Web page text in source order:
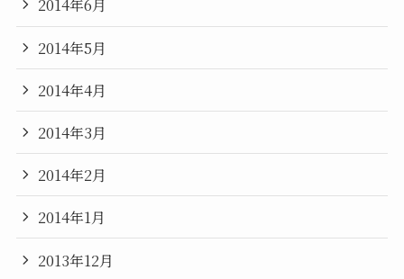
2014年6月
2014年5月
2014年4月
2014年3月
2014年2月
2014年1月
2013年12月